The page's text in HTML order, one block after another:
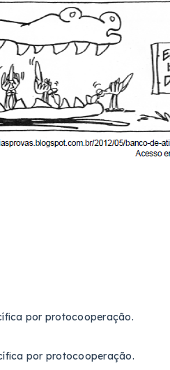
por protocooperação.
por protocooperação.